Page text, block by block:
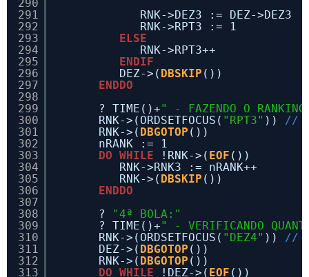
290
291
292
293
294
295
296
297
298
299
300
301
302
303
304
305
306
307
308
309
310
311
312
313
RNK->DEZ3 := DEZ->DEZ3
RNK->RPT3 := 1
ELSE
RNK->RPT3++
ENDIF
DEZ->( DBSKIP ())
ENDDO
? TIME()+" - FAZENDO O
RNK->(ORDSETFOCUS( "RPT3" )) //
RNK->( DBGOTOP ())
nRANK := 1
DO WHILE !RNK->( EOF ())
RNK->RNK3 := nRANK++
RNK->( DBSKIP ())
ENDDO
?
"4ª BOLA:"
? TIME()+" - VERIFICANDO
RNK->(ORDSETFOCUS( "DEZ4" )) //
DEZ->( DBGOTOP ())
RNK->( DBGOTOP ())
DO WHILE !DEZ->( EOF ())